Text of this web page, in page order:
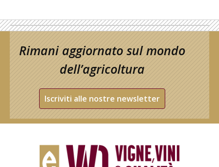
Rimani aggiornato sul mondo
dell’agricoltura
Iscriviti alle nostre newsletter